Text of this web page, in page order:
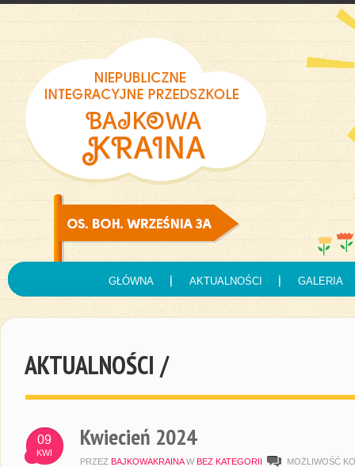
GŁÓWNA AKTUALNOŚCI GALERIA
AKTUALNOŚCI /
09
KWI
Kwiecień 2024
PRZEZ BAJKOWAKRAINA W BEZ KATEGORII MOŻLIWOŚĆ